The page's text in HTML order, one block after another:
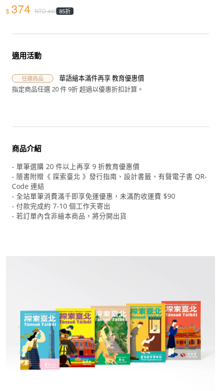
$ 374 NTD440 85折
適用活動
任選商品
華語繪本滿件再享 教育優惠價
指定商品任選 20 件 9折 超過以優惠折扣計算。
商品介紹
- 單筆選購 20 件以上再享 9 折教育優惠價
- 隨書附贈《 探索臺北 》發行指南、設計書籤、有聲電子書 QR-
Code 連結
- 全站單筆消費滿千即享免運優惠，未滿酌收運費 $90
- 付款完成約 7-10 個工作天寄出
- 若訂單內含非繪本商品，將分開出貨